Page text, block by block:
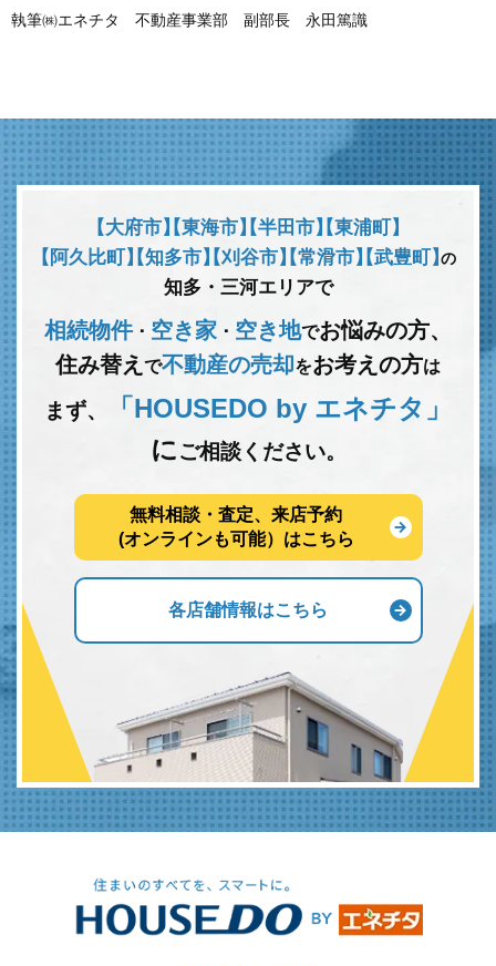
執筆㈱エネチタ 不動産事業部 副部長 永田篤識
【大府市】【東海市】【半田市】【東浦町】
【阿久比町】【知多市】【刈谷市】【常滑市】【武豊町】の
知多・三河エリアで
相続物件･ 空き家 ･ 空き地でお悩みの方、
住み替え で不動産の売却をお考えの方は
まず、
「HOUSEDO by エネチタ」
にご相談ください。
無料相談・査定、来店予約
(オンラインも可能）はこちら
各店舗情報はこちら